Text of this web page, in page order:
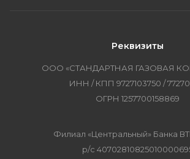
Реквизиты
ООО «СТАНДАРТНАЯ ГАЗОВАЯ
ИНН / КПП 9727103750 /
ОГРН 1257700158869
Филиал «Центральный» Банка
р/с